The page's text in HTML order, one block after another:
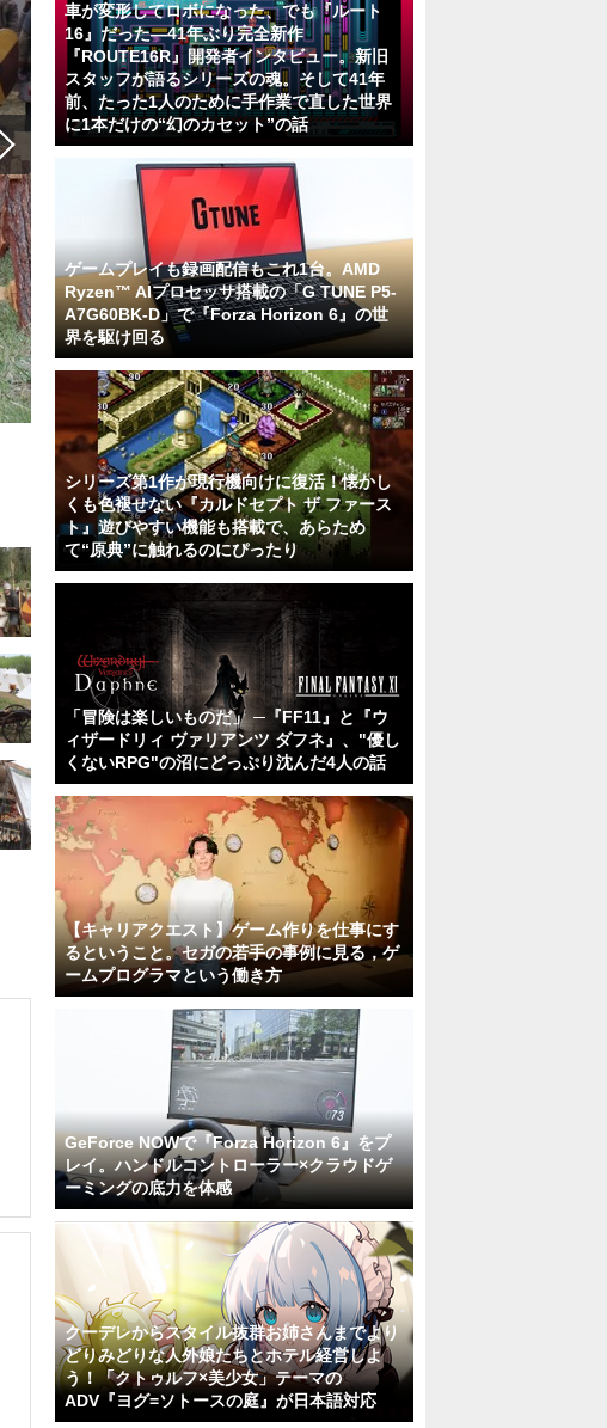
車が変形してロボになった、でも『ルート
16』だった―41年ぶり完全新作
『ROUTE16R』開発者インタビュー。新旧
スタッフが語るシリーズの魂。そして41年
前、たった1人のために手作業で直した世界
に1本だけの“幻のカセット”の話
ゲームプレイも録画配信もこれ1台。AMD
Ryzen™ AIプロセッサ搭載の「G TUNE P5-
A7G60BK-D」で『Forza Horizon 6』の世
界を駆け回る
シリーズ第1作が現行機向けに復活！懐かし
くも色褪せない『カルドセプト ザ ファース
ト』遊びやすい機能も搭載で、あらため
て“原典”に触れるのにぴったり
「冒険は楽しいものだ」 ─『FF11』と『ウ
ィザードリィ ヴァリアンツ ダフネ』、"優し
くないRPG"の沼にどっぷり沈んだ4人の話
【キャリアクエスト】ゲーム作りを仕事にす
るということ。セガの若手の事例に見る，ゲ
ームプログラマという働き方
GeForce NOWで『Forza Horizon 6』をプ
レイ。ハンドルコントローラー×クラウドゲ
ーミングの底力を体感
クーデレからスタイル抜群お姉さんまでより
どりみどりな人外娘たちとホテル経営しよ
う！「クトゥルフ×美少女」テーマの
ADV『ヨグ=ソトースの庭』が日本語対応